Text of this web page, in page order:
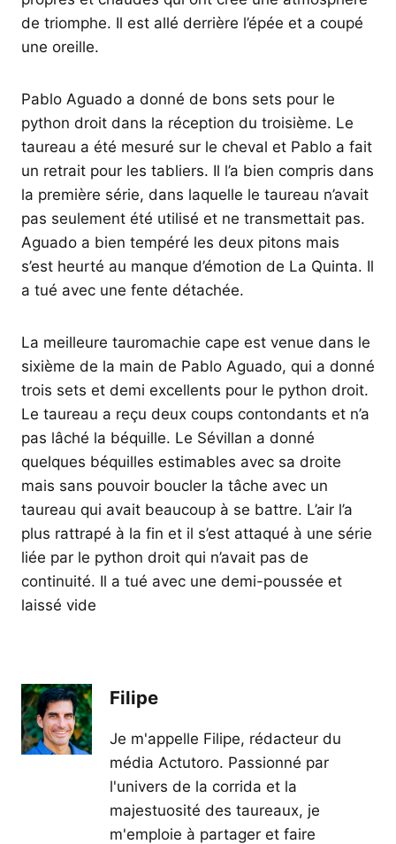
de triomphe. Il est allé derrière l’épée et a coupé
une oreille.
Pablo Aguado a donné de bons sets pour le
python droit dans la réception du troisième. Le
taureau a été mesuré sur le cheval et Pablo a fait
un retrait pour les tabliers. Il l’a bien compris dans
la première série, dans laquelle le taureau n’avait
pas seulement été utilisé et ne transmettait pas.
Aguado a bien tempéré les deux pitons mais
s’est heurté au manque d’émotion de La Quinta. Il
a tué avec une fente détachée.
La meilleure tauromachie cape est venue dans le
sixième de la main de Pablo Aguado, qui a donné
trois sets et demi excellents pour le python droit.
Le taureau a reçu deux coups contondants et n’a
pas lâché la béquille. Le Sévillan a donné
quelques béquilles estimables avec sa droite
mais sans pouvoir boucler la tâche avec un
taureau qui avait beaucoup à se battre. L’air l’a
plus rattrapé à la fin et il s’est attaqué à une série
liée par le python droit qui n’avait pas de
continuité. Il a tué avec une demi-poussée et
laissé vide
Filipe
Je m'appelle Filipe, rédacteur du
média Actutoro. Passionné par
l'univers de la corrida et la
majestuosité des taureaux, je
m'emploie à partager et faire